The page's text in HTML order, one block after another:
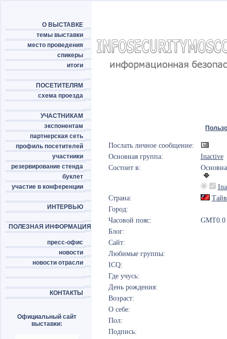
О ВЫСТАВКЕ
темы выставки
место проведения
спикеры
итоги
ПОСЕТИТЕЛЯМ
схема проезда
УЧАСТНИКАМ
экспонентам
партнерская сеть
профиль посетителей
участники
резервирование стенда
буклет
участие в конференции
ИНТЕРВЬЮ
ПОЛЕЗНАЯ ИНФОРМАЦИЯ
пресс-офис
новости
новости отрасли
КОНТАКТЫ
Официальный сайт
выставки:
Послать личное сообщение:
Основная группа:
Inactive
Состоит в:
Страна:
Город:
Часовой пояс:
GMT0.0
Блог:
Сайт:
Любимые группы:
ICQ:
Где учусь:
День рождения:
Возраст:
О себе:
Пол:
Подпись: